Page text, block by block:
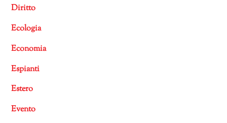
Diritto
Ecologia
Economia
Espianti
Estero
Evento